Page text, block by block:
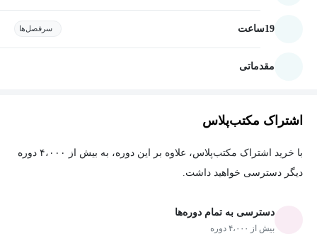
19ساعت سرفصل‌ها
مقدماتی
اشتراک مکتب‌پلاس
با خرید اشتراک مکتب‌پلاس، علاوه بر این دوره، به بیش از ۴،۰۰۰ دوره
دیگر دسترسی خواهید داشت.
دسترسی به تمام دوره‌ها
بیش از ۴،۰۰۰ دوره